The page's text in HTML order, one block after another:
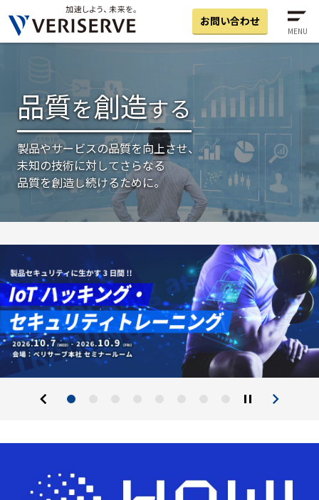
お問い合わせ
MENU
品質を創造する
製品やサービスの品質を向上させ、
未知の技術に対してさらなる
品質を創造し続けるために。